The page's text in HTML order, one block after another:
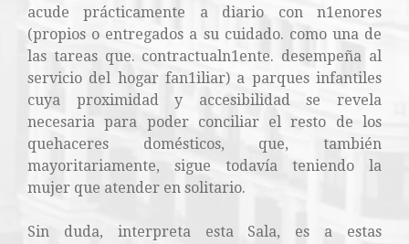
acude prácticamente a diario con n1enores
(propios o entregados a su cuidado. como una de
las tareas que. contractualn1ente. desempeña al
servicio del hogar fan1iliar) a parques infantiles
cuya proximidad y accesibilidad se revela
necesaria para poder conciliar el resto de los
quehaceres domésticos, que, también
mayoritariamente, sigue todavía teniendo la
mujer que atender en solitario.
Sin duda, interpreta esta Sala, es a estas